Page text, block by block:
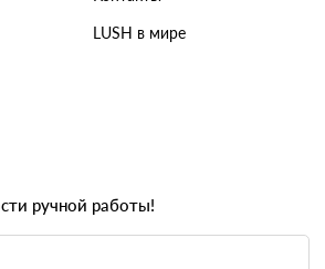
LUSH в мире
ручной работы!